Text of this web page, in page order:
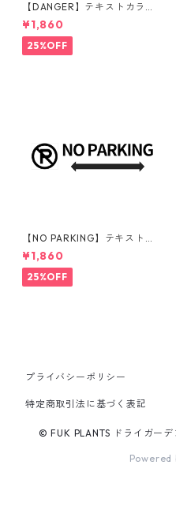
【DANGER】テキストカラ
ー：黒 | ステッカー | ドライガ
ーデン | アガベ | 看板 | サイン
プレート | 危険 | 立ち入り禁止
| 庭 | 外構
¥1,860
25%OFF
【NO PARKING】テキストカ
ラー：黒 | ステッカー | ドライ
ガーデン | アガベ | 看板 | サイ
ンプレート | 駐車禁止 | 庭 | 外
構
¥1,860
25%OFF
プライバシーポリシー
特定商取引法に基づく表記
© FUK PLANTS ドライガー